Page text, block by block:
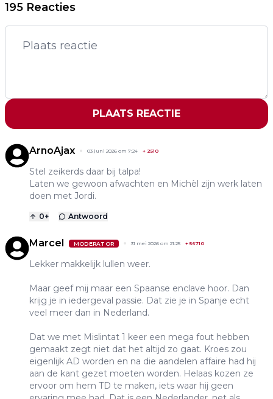
195 Reacties
PLAATS REACTIE
ArnoAjax 03 juni 2026 om 7:24 + 2510
Stel zeikerds daar bij talpa!
Laten we gewoon afwachten en Michèl zijn werk laten
doen met Jordi.
0+ Antwoord
Marcel MODERATOR 31 mei 2026 om 21:25 +56710
Lekker makkelijk lullen weer.
Maar geef mij maar een Spaanse enclave hoor. Dan
krijg je in iedergeval passie. Dat zie je in Spanje echt
veel meer dan in Nederland.
Dat we met Mislintat 1 keer een mega fout hebben
gemaakt zegt niet dat het altijd zo gaat. Kroes zou
eigenlijk AD worden en na die aandelen affaire had hij
aan de kant gezet moeten worden. Helaas kozen ze
ervoor om hem TD te maken, iets waar hij geen